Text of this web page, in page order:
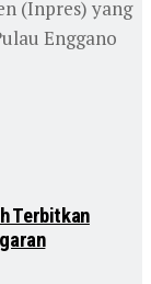
(Inpres) yang
Enggano
Terbitkan